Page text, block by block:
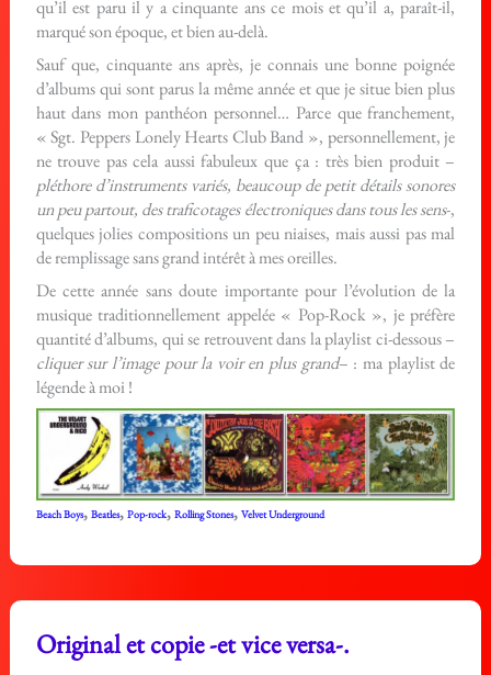
qu’il est paru il y a cinquante ans ce mois et qu’il a, paraît-il,
marqué son époque, et bien au-delà.
Sauf que, cinquante ans après, je connais une bonne poignée
d’albums qui sont parus la même année et que je situe bien plus
haut dans mon panthéon personnel… Parce que franchement,
« Sgt. Peppers Lonely Hearts Club Band », personnellement, je
ne trouve pas cela aussi fabuleux que ça : très bien produit –
pléthore d’instruments variés, beaucoup de petit détails sonores
un peu partout, des traficotages électroniques dans tous les sens-,
quelques jolies compositions un peu niaises, mais aussi pas mal
de remplissage sans grand intérêt à mes oreilles.
De cette année sans doute importante pour l’évolution de la
musique traditionnellement appelée « Pop-Rock », je préfère
quantité d’albums, qui se retrouvent dans la playlist ci-dessous –
cliquer sur l’image pour la voir en plus grand– : ma playlist de
légende à moi !
Beach Boys, Beatles, Pop-rock, Rolling Stones, Velvet Underground
Original et copie -et vice versa-.